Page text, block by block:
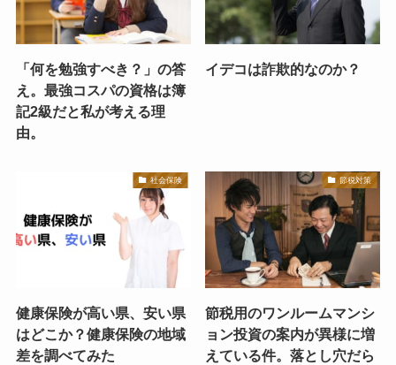
「何を勉強すべき？」の答
え。最強コスパの資格は簿
記2級だと私が考える理
由。
イデコは詐欺的なのか？
社会保険
健康保険が高い県、安い県
はどこか？健康保険の地域
差を調べてみた
節税対策
節税用のワンルームマンシ
ョン投資の案内が異様に増
えている件。落とし穴だら